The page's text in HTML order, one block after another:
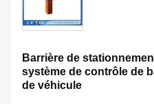
Barrière de
système de contrôle de
de véhicule